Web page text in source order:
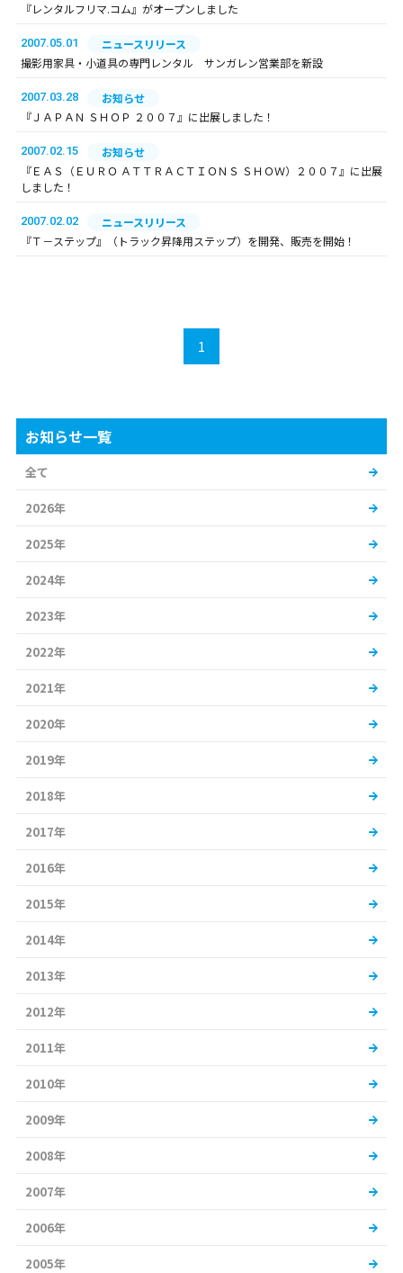
『レンタルフリマ.コム』がオープンしました
2007.05.01
ニュースリリース
撮影用家具・小道具の専門レンタル サンガレン営業部を新設
2007.03.28
お知らせ
『ＪＡＰＡＮ ＳＨＯＰ ２００７』に出展しました！
2007.02.15
お知らせ
『ＥＡＳ（ＥＵＲＯ ＡＴＴＲＡＣＴＩＯＮＳ ＳＨＯＷ）２００７』に出展
しました！
2007.02.02
ニュースリリース
『Ｔ－ステップ』（トラック昇降用ステップ）を開発、販売を開始！
1
お知らせ一覧
全て
2026年
2025年
2024年
2023年
2022年
2021年
2020年
2019年
2018年
2017年
2016年
2015年
2014年
2013年
2012年
2011年
2010年
2009年
2008年
2007年
2006年
2005年